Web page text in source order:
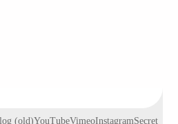
(old)YouTubeVimeoInstagramSecret